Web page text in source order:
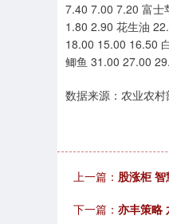
7.40 7.00 7.20 富士
1.80 2.90 花生油
18.00 15.00 16.50
鲫鱼 31.00 27.00
数据来源：农业农
上一篇： 股涨柜
下一篇： 亦丰策略